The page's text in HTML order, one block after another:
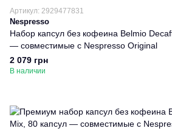
Артикул: 2929477831
Nespresso
Набор капсул без кофеина Belmio
— совместимые с Nespresso Original
2 079 грн
В наличии